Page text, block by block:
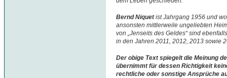
Bernd Niquetist Jahrgang 1956 und
ansonsten mittlerweile ungeliebten
von „Jenseits des Geldes“ sind
in den Jahren 2011, 2012, 2013 sowie
Der obige Text spiegelt die Meinung
übernimmt für dessen Richtigkeit
rechtliche oder sonstige Ansprüche